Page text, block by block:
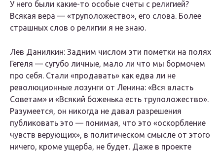
У него были какие-то особые счеты с религией?
Всякая вера — «труположество», его слова. Более
страшных слов о религии я не знаю.
Лев Данилкин: Задним числом эти пометки на полях
Гегеля — сугубо личные, мало ли что мы бормочем
про себя. Стали «продавать» как едва ли не
революционные лозунги от Ленина: «Вся власть
Советам» и «Всякий боженька есть труположество».
Разумеется, он никогда не давал разрешения
публиковать это — понимая, что это «оскорбление
чувств верующих», в политическом смысле от этого
ничего, кроме ущерба, не будет. Даже в проекте